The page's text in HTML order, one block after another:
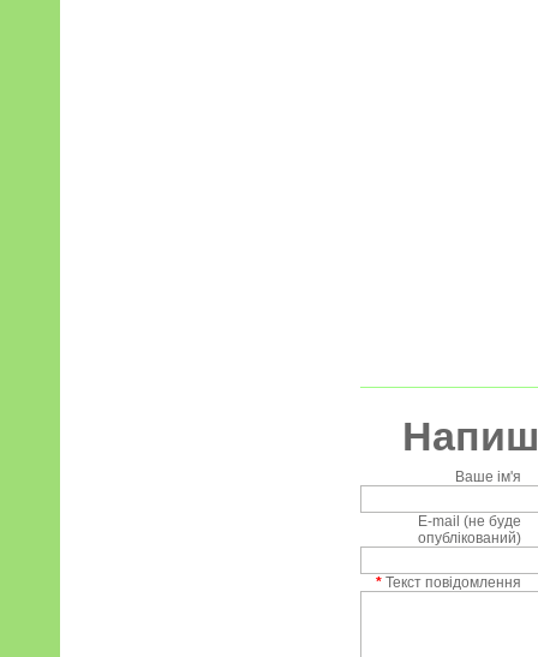
Ваше ім'я
E-mail (не буде
опублікований)
* Текст повідомлення